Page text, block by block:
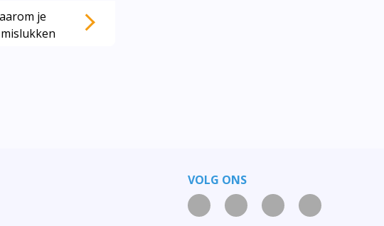
je
VOLG ONS